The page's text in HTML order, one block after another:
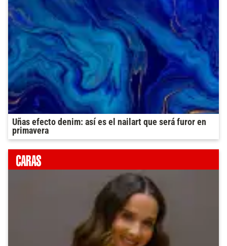
Uñas efecto denim: así es el nailart que será furor en
primavera